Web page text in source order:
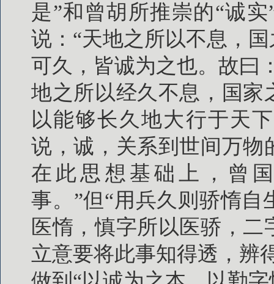
是”和曾胡所推崇的“诚
说：“天地之所以不息，
可久，皆诚为之也。故曰
地之所以经久不息，国家
以能够长久地大行于天
说，诚，关系到世间万物
在此思想基础上，曾
事。”但“用兵久则骄惰
医惰，慎字所以医骄，
立意要将此事知得透，辨